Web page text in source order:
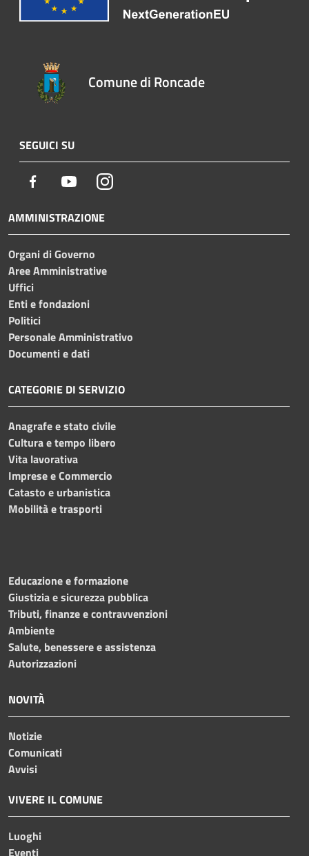
Comune di Roncade
SEGUICI SU
Facebook YoutubeInstagram
AMMINISTRAZIONE
Organi di Governo
Aree Amministrative
Uffici
Enti e fondazioni
Politici
Personale Amministrativo
Documenti e dati
CATEGORIE DI SERVIZIO
Anagrafe e stato civile
Cultura e tempo libero
Vita lavorativa
Imprese e Commercio
Catasto e urbanistica
Mobilità e trasporti
Educazione e formazione
Giustizia e sicurezza pubblica
Tributi, finanze e contravvenzioni
Ambiente
Salute, benessere e assistenza
Autorizzazioni
NOVITÀ
Notizie
Comunicati
Avvisi
VIVERE IL COMUNE
Luoghi
Eventi